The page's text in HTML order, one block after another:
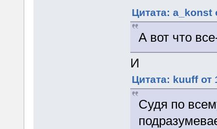
Цитата: a_konst
А вот что
И
Цитата: kuuff от
Судя по